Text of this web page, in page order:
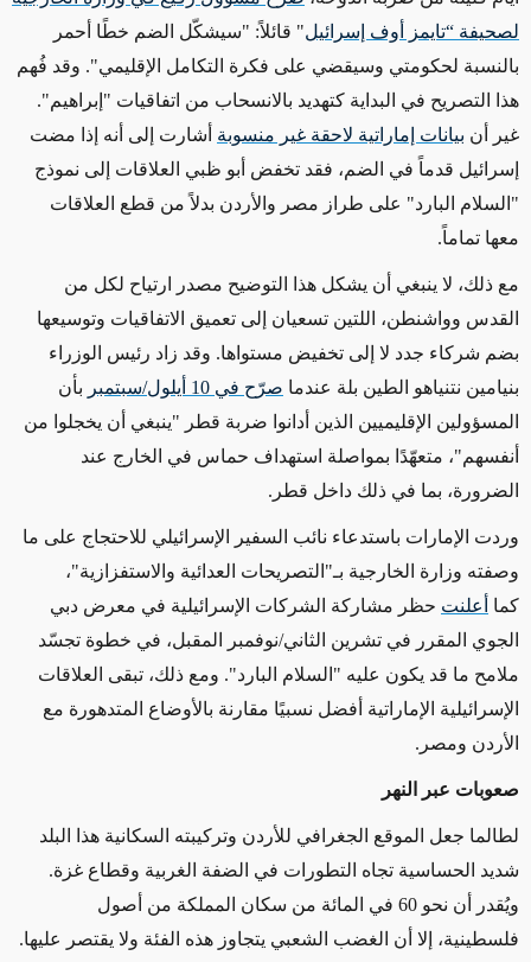
لصحيفة “تايمز أوف إسرائيل" قائلاً: "سيشكّل الضم خطًا أحمر
بالنسبة لحكومتي وسيقضي على فكرة التكامل الإقليمي". وقد فُهم
هذا التصريح في البداية كتهديد بالانسحاب من اتفاقيات "إبراهيم".
غير أن بيانات إماراتية لاحقة غير منسوبة أشارت إلى أنه إذا مضت
إسرائيل قدماً في الضم، فقد تخفض أبو ظبي العلاقات إلى نموذج
"السلام البارد" على طراز مصر والأردن بدلاً من قطع العلاقات
معها تماماً.
مع ذلك، لا ينبغي أن يشكل هذا التوضيح مصدر ارتياح لكل من
القدس وواشنطن، اللتين تسعيان إلى تعميق الاتفاقيات وتوسيعها
بضم شركاء جدد لا إلى تخفيض مستواها. وقد زاد رئيس الوزراء
بنيامين نتنياهو الطين بلة عندما صرّح في 10 أيلول/سبتمبر
بأن
المسؤولين الإقليميين الذين أدانوا ضربة قطر "ينبغي أن يخجلوا من
أنفسهم"، متعهّدًا بمواصلة استهداف حماس في الخارج عند
الضرورة، بما في ذلك داخل قطر .
وردت الإمارات باستدعاء نائب السفير الإسرائيلي للاحتجاج على ما
وصفته وزارة الخارجية بـ"التصريحات العدائية والاستفزازية"،
كما
أعلنت حظر مشاركة الشركات الإسرائيلية في معرض دبي
الجوي المقرر في تشرين الثاني/نوفمبر المقبل، في خطوة تجسّد
ملامح ما قد يكون عليه "السلام البارد". ومع ذلك، تبقى العلاقات
الإسرائيلية الإماراتية أفضل نسبيًا مقارنة بالأوضاع المتدهورة مع
الأردن ومصر .
صعوبات عبر النهر
لطالما جعل الموقع الجغرافي للأردن وتركيبته السكانية هذا البلد
شديد الحساسية تجاه التطورات في الضفة الغربية وقطاع غزة.
ويُقدر أن نحو 60 في المائة من سكان المملكة من أصول
فلسطينية، إلا أن الغضب الشعبي يتجاوز هذه الفئة ولا يقتصر عليها.